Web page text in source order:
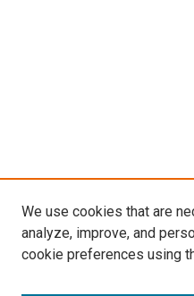
We use cookies that are
analyze, improve, and
cookie preferences using